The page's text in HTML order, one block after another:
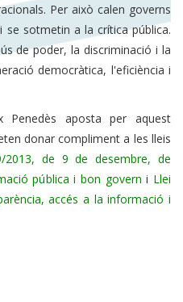
Per això calen governs
sotmetin a la crítica pública.
de poder, la discriminació i la
democràtica, l'eficiència i
Penedès aposta per aquest
donar compliment a les lleis
2013, de 9 de desembre, de
pública i bon govern i Llei
accés a la informació i